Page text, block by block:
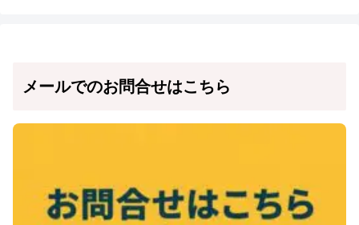
メールでのお問合せはこちら